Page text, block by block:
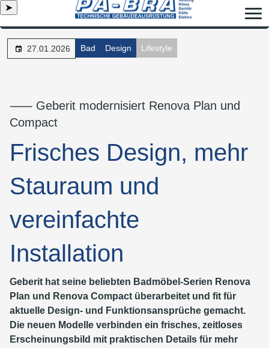
➤
27.01.2026 Bad Design Lifestyle
⸺ Geberit modernisiert Renova Plan und
Compact
Frisches Design, mehr
Stauraum und
vereinfachte
Installation
Geberit hat seine beliebten Badmöbel-Serien Renova
Plan und Renova Compact überarbeitet und fit für
aktuelle Design- und Funktionsansprüche gemacht.
Die neuen Modelle verbinden ein frisches, zeitloses
Erscheinungsbild mit praktischen Details für mehr